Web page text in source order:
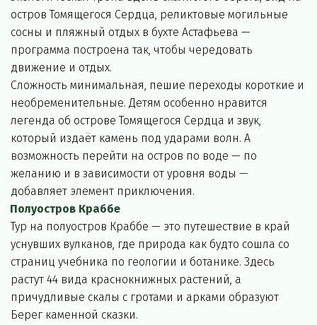
остров Томящегося Сердца, реликтовые могильные
сосны и пляжный отдых в бухте Астафьева —
программа построена так, чтобы чередовать
движение и отдых.
Сложность минимальная, пешие переходы короткие и
необременительные. Детям особенно нравится
легенда об острове Томящегося Сердца и звук,
который издаёт камень под ударами волн. А
возможность перейти на остров по воде — по
желанию и в зависимости от уровня воды —
добавляет элемент приключения.
Полуостров Краббе
Тур на полуостров Краббе — это путешествие в край
уснувших вулканов, где природа как будто сошла со
страниц учебника по геологии и ботанике. Здесь
растут 44 вида краснокнижных растений, а
причудливые скалы с гротами и арками образуют
Берег каменной сказки.